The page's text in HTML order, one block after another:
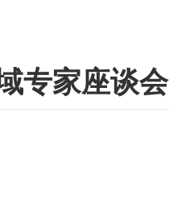
专家座谈会